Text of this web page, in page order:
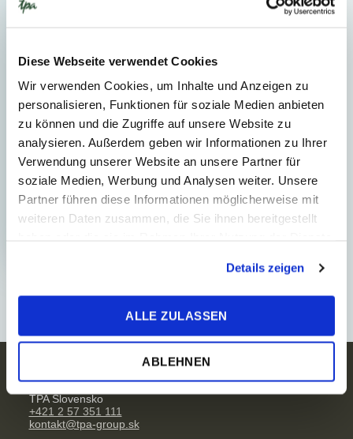
Diese Webseite verwendet Cookies
Wir verwenden Cookies, um Inhalte und Anzeigen zu
personalisieren, Funktionen für soziale Medien anbieten
zu können und die Zugriffe auf unsere Website zu
analysieren. Außerdem geben wir Informationen zu Ihrer
Verwendung unserer Website an unsere Partner für
soziale Medien, Werbung und Analysen weiter. Unsere
Partner führen diese Informationen möglicherweise mit
weiteren Daten zusammen, die Sie ihnen bereitgestellt
Details zeigen
ALLE ZULASSEN
ABLEHNEN
podnikových financií
V dynamickom svete podnikania sú
strategické finančné rozhodnutia
kľúčom k úspechu. V TPA ponúkame
komplexné poradenstvo v oblasti
podnikových financií, ktor...
Kontakt
TPA Slovensko
+421 2 57 351 111
kontakt@tpa-group.sk